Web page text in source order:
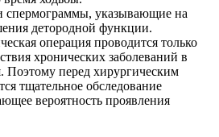
спермограммы, указывающие на
детородной функции.
операция проводится только
хронических заболеваний в
Поэтому перед хирургическим
тщательное обследование
вероятность проявления